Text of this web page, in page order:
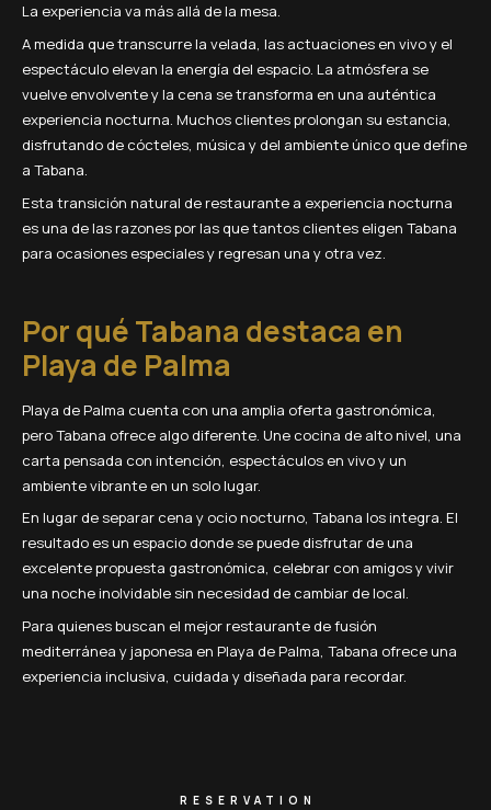
La experiencia va más allá de la mesa.
A medida que transcurre la velada, las actuaciones en vivo y el
espectáculo elevan la energía del espacio. La atmósfera se
vuelve envolvente y la cena se transforma en una auténtica
experiencia nocturna. Muchos clientes prolongan su estancia,
disfrutando de cócteles, música y del ambiente único que define
a Tabana.
Esta transición natural de restaurante a experiencia nocturna
es una de las razones por las que tantos clientes eligen Tabana
para ocasiones especiales y regresan una y otra vez.
Por qué Tabana destaca en
Playa de Palma
Playa de Palma cuenta con una amplia oferta gastronómica,
pero Tabana ofrece algo diferente. Une cocina de alto nivel, una
carta pensada con intención, espectáculos en vivo y un
ambiente vibrante en un solo lugar.
En lugar de separar cena y ocio nocturno, Tabana los integra. El
resultado es un espacio donde se puede disfrutar de una
excelente propuesta gastronómica, celebrar con amigos y vivir
una noche inolvidable sin necesidad de cambiar de local.
Para quienes buscan el mejor restaurante de fusión
mediterránea y japonesa en Playa de Palma, Tabana ofrece una
experiencia inclusiva, cuidada y diseñada para recordar.
RESERVATION